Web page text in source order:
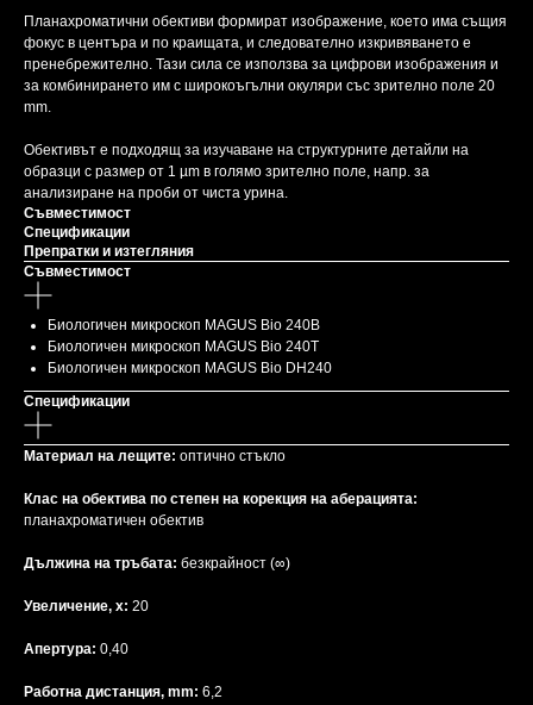
Планахроматични обективи формират изображение, което има същия
фокус в центъра и по краищата, и следователно изкривяването е
пренебрежително. Тази сила се използва за цифрови изображения и
за комбинирането им с широкоъгълни окуляри със зрително поле 20
mm.
Обективът е подходящ за изучаване на структурните детайли на
образци с размер от 1 µm в голямо зрително поле, напр. за
анализиране на проби от чиста урина.
Съвместимост
Спецификации
Препратки и изтегляния
Съвместимост
Биологичен микроскоп MAGUS Bio 240B
Биологичен микроскоп MAGUS Bio 240T
Биологичен микроскоп MAGUS Bio DH240
Спецификации
Материал на лещите: оптично стъкло
Клас на обектива по степен на корекция на аберацията:
планахроматичен обектив
Дължина на тръбата: безкрайност (∞)
Увеличение, x: 20
Апертура: 0,40
Работна дистанция, mm: 6,2